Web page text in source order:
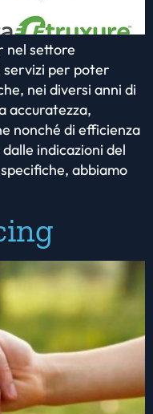
nel settore
servizi per poter
nei diversi anni di
accuratezza,
nonché di efficienza
indicazioni del
abbiamo